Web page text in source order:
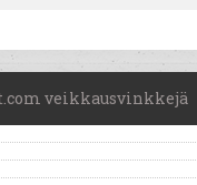
veikkausvinkkejä